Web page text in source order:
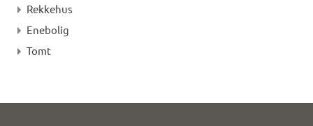
Rekkehus
Enebolig
Tomt